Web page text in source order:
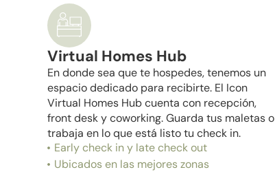
Virtual Homes Hub
En donde sea que te hospedes, tenemos un
espacio dedicado para recibirte. El Icon
Virtual Homes Hub cuenta con recepción,
front desk y coworking. Guarda tus maletas o
trabaja en lo que está listo tu check in.
Early check in y late check out
Ubicados en las mejores zonas